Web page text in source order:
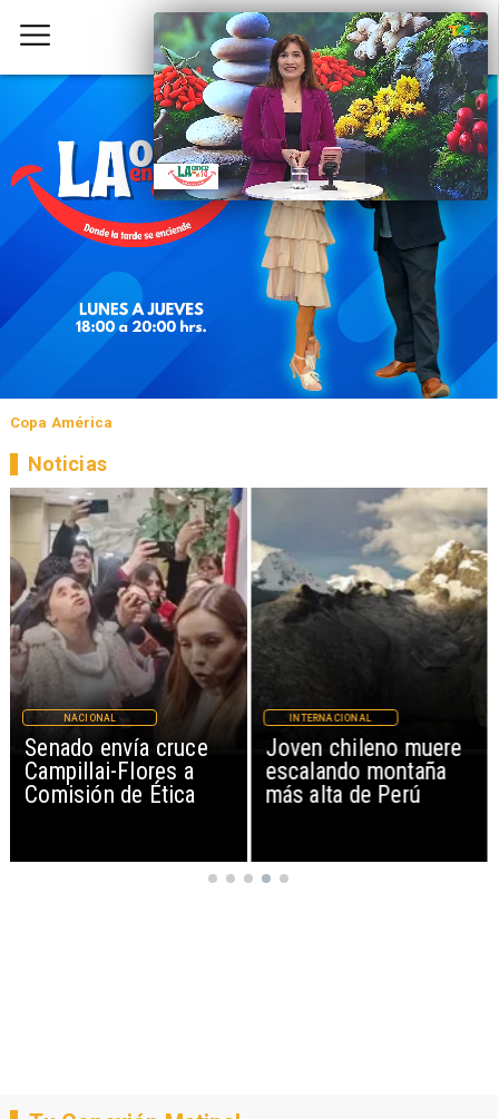
Copa América
Joven chileno muere
escalando montaña
más alta de Perú
INTERNACIONAL
Alarmante hábito en
jóvenes de 13 a 15
años según encuesta
NACIONAL
Noticias